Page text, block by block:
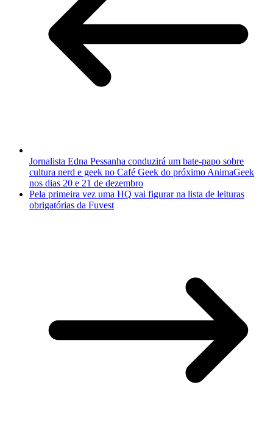
Jornalista Edna Pessanha conduzirá um bate-papo sobre
cultura nerd e geek no Café Geek do próximo AnimaGeek
nos dias 20 e 21 de dezembro
Pela primeira vez uma HQ vai figurar na lista de leituras
obrigatórias da Fuvest